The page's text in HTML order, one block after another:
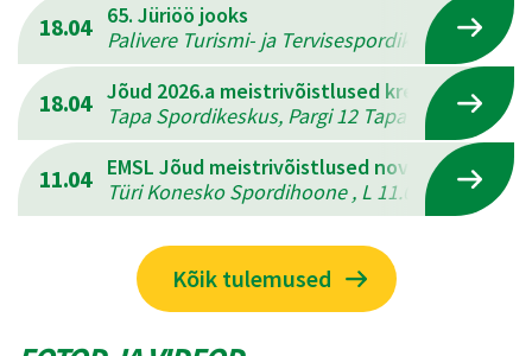
18.04
65. Jüriöö jooks
Palivere Turismi- ja Tervisespordikeskus , L
18.04 Jõud 2026.a meistrivõistlused kreeka-rooma
Tapa Spordikeskus, Pargi 12 Tapal , L
11.04
EMSL Jõud meistrivõistlused novuses
Türi Konesko Spordihoone , L 11.04.2026 - P
Kõik tulemused